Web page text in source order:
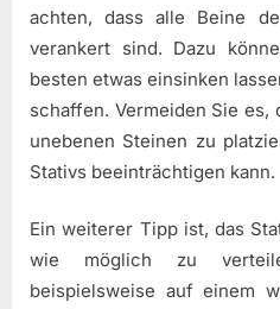
achten, dass alle Beine
verankert sind. Dazu
besten etwas einsinken
schaffen. Vermeiden Sie es,
unebenen Steinen zu
Stativs beeinträchtigen kann.
Ein weiterer Tipp ist, das
wie möglich zu
beispielsweise auf einem